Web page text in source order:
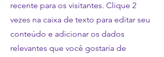
recente para os visitantes. Clique 2
vezes na caixa de texto para editar seu
conteúdo e adicionar os dados
relevantes que você gostaria de